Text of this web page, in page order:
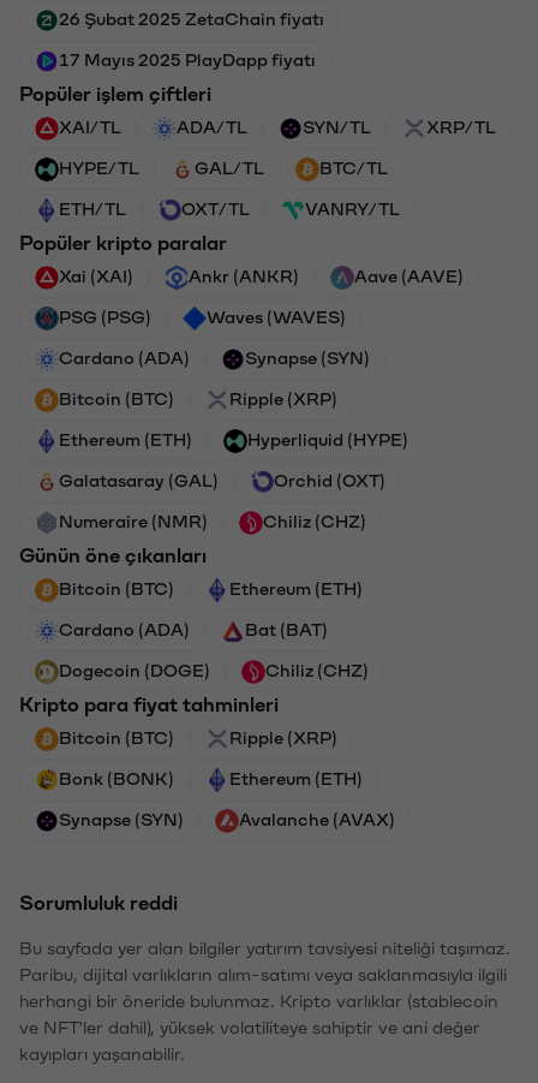
26 Şubat 2025 ZetaChain fiyatı
17 Mayıs 2025 PlayDapp fiyatı
Popüler işlem çiftleri
XAI/TL ADA/TL SYN/TL XRP/TL
HYPE/TL GAL/TL BTC/TL
ETH/TL OXT/TL VANRY/TL
Popüler kripto paralar
Xai (XAI) Ankr (ANKR) Aave (AAVE)
PSG (PSG) Waves (WAVES)
Cardano (ADA) Synapse (SYN)
Bitcoin (BTC) Ripple (XRP)
Ethereum (ETH) Hyperliquid (HYPE)
Galatasaray (GAL) Orchid (OXT)
Numeraire (NMR) Chiliz (CHZ)
Günün öne çıkanları
Bitcoin (BTC) Ethereum (ETH)
Cardano (ADA) Bat (BAT)
Dogecoin (DOGE) Chiliz (CHZ)
Kripto para fiyat tahminleri
Bitcoin (BTC) Ripple (XRP)
Bonk (BONK) Ethereum (ETH)
Synapse (SYN) Avalanche (AVAX)
Sorumluluk reddi
Bu sayfada yer alan bilgiler yatırım tavsiyesi niteliği taşımaz.
Paribu, dijital varlıkların alım-satımı veya saklanmasıyla ilgili
herhangi bir öneride bulunmaz. Kripto varlıklar (stablecoin
ve NFT'ler dahil), yüksek volatiliteye sahiptir ve ani değer
kayıpları yaşanabilir.